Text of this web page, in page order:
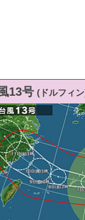
13号 (ドルフィ